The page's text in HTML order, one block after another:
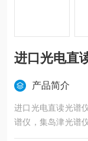
进口光电直
产品简介
进口光电直读光谱
谱仪，集岛津光谱
和智能化软件，保